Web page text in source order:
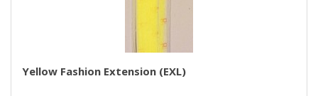
Yellow Fashion Extension (EXL)